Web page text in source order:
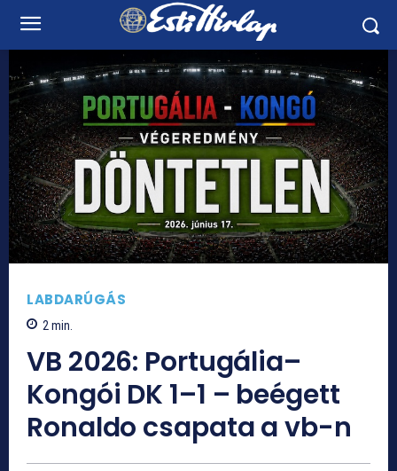
LABDARÚGÁS
2 min.
VB 2026: Portugália–
Kongói DK 1–1 – beégett
Ronaldo csapata a vb-n